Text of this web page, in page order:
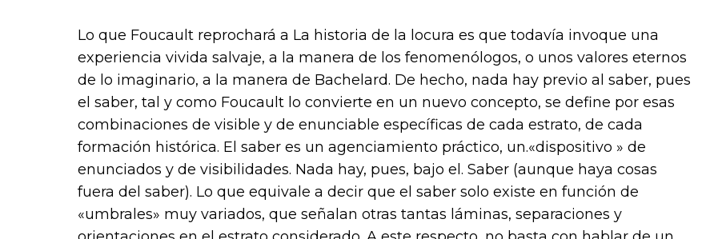
Lo que Foucault reprochará a La historia de la locura es que todavía invoque una
experiencia vivida salvaje, a la manera de los fenomenólogos, o unos valores eternos
de lo imaginario, a la manera de Bachelard. De hecho, nada hay previo al saber, pues
el saber, tal y como Foucault lo convierte en un nuevo concepto, se define por esas
combinaciones de visible y de enunciable específicas de cada estrato, de cada
formación histórica. El saber es un agenciamiento práctico, un.«dispositivo » de
enunciados y de visibilidades. Nada hay, pues, bajo el. Saber (aunque haya cosas
fuera del saber). Lo que equivale a decir que el saber solo existe en función de
«umbrales» muy variados, que señalan otras tantas láminas, separaciones y